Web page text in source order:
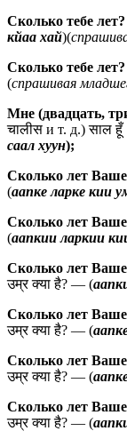
Сколько тебе лет?
кйаа хай)(
Сколько тебе лет?
(спрашивая
Мне (двадцать,
चालीस и т. д.) साल
саал хуун);
Сколько лет
(аапке ларке кии
Сколько лет
(аапкии ларкии
Сколько лет
उम्र क्या है? — (
Сколько лет
उम्र क्या है? — (
Сколько лет
उम्र क्या है? — (
Сколько лет
उम्र क्या है? — (